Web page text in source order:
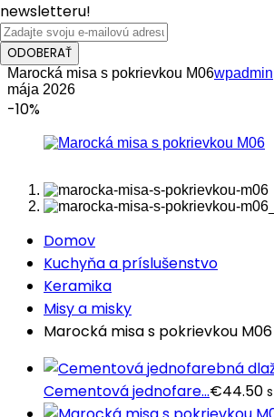
newsletteru!
ODOBERAŤ
Marocká misa s pokrievkou M06wpadmin
mája 2026
-10%
Domov
Kuchyňa a príslušenstvo
Keramika
Misy a misky
Marocká misa s pokrievkou M06
Cementová jednofare...€44.50